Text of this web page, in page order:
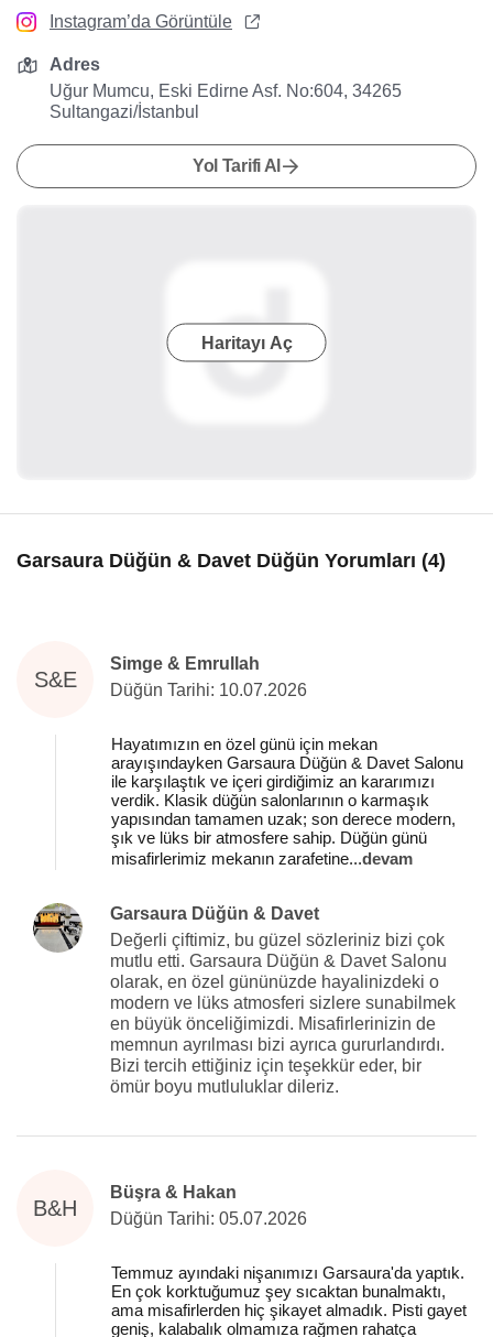
Instagram’da Görüntüle
Adres
Uğur Mumcu, Eski Edirne Asf. No:604, 34265
Sultangazi/İstanbul
Yol Tarifi Al
Haritayı Aç
Garsaura Düğün & Davet Düğün Yorumları (4)
S&E
Simge & Emrullah
Düğün Tarihi: 10.07.2026
Hayatımızın en özel günü için mekan
arayışındayken Garsaura Düğün & Davet Salonu
ile karşılaştık ve içeri girdiğimiz an kararımızı
verdik. Klasik düğün salonlarının o karmaşık
yapısından tamamen uzak; son derece modern,
şık ve lüks bir atmosfere sahip. Düğün günü
misafirlerimiz mekanın zarafetine...devam
Garsaura Düğün & Davet
Değerli çiftimiz, bu güzel sözleriniz bizi çok
mutlu etti. Garsaura Düğün & Davet Salonu
olarak, en özel gününüzde hayalinizdeki o
modern ve lüks atmosferi sizlere sunabilmek
en büyük önceliğimizdi. Misafirlerinizin de
memnun ayrılması bizi ayrıca gururlandırdı.
Bizi tercih ettiğiniz için teşekkür eder, bir
ömür boyu mutluluklar dileriz.
B&H
Büşra & Hakan
Düğün Tarihi: 05.07.2026
Temmuz ayındaki nişanımızı Garsaura'da yaptık.
En çok korktuğumuz şey sıcaktan bunalmaktı,
ama misafirlerden hiç şikayet almadık. Pisti gayet
geniş, kalabalık olmamıza rağmen rahatça